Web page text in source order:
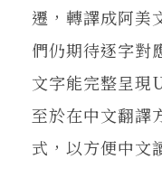
遷，轉譯成阿美
們仍期待逐字對
文字能完整呈
至於在中文翻譯
式，以方便中文